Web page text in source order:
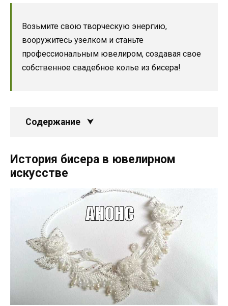
Возьмите свою творческую энергию,
вооружитесь узелком и станьте
профессиональным ювелиром, создавая свое
собственное свадебное колье из бисера!
Содержание
История бисера в ювелирном
искусстве